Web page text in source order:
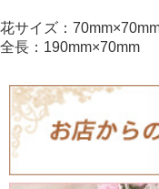
花サイズ：
全長：190mm×70mm